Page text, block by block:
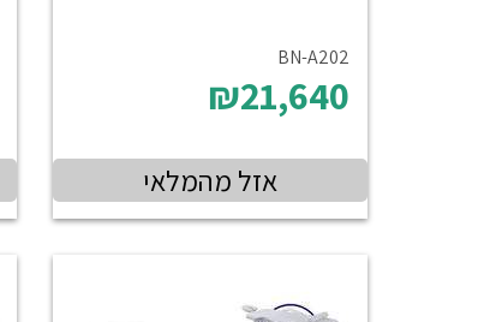
BN-A202
₪21,640
אזל מהמלאי